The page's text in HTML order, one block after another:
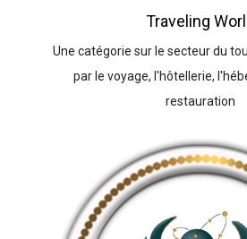
Traveling
Une catégorie sur le secteur du
par le voyage, l'hôtellerie,
restauration